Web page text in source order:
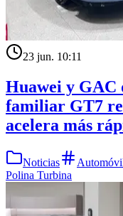
23 jun. 10:11
Huawei y GAC
familiar GT7
acelera más
Noticias
Polina Turbina